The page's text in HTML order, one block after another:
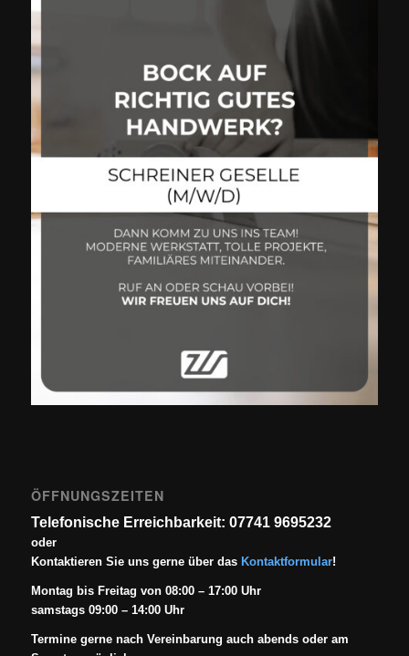
ÖFFNUNGSZEITEN
Telefonische Erreichbarkeit: 07741 9695232
oder
Kontaktieren Sie uns gerne über das Kontaktformular!
Montag bis Freitag von 08:00 – 17:00 Uhr
samstags 09:00 – 14:00 Uhr
Termine gerne nach Vereinbarung auch abends oder am